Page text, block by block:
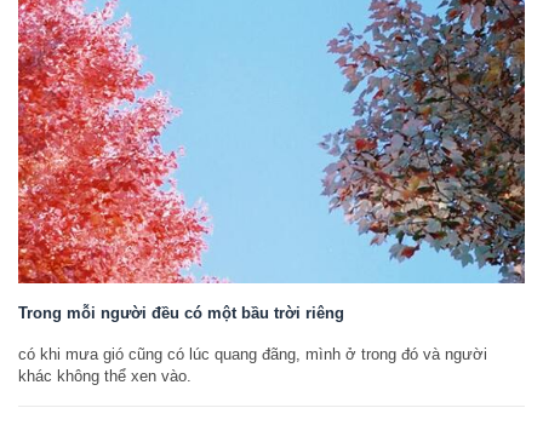
Trong mỗi người đều có một bầu trời riêng
có khi mưa gió cũng có lúc quang đãng, mình ở trong đó và người
khác không thể xen vào.